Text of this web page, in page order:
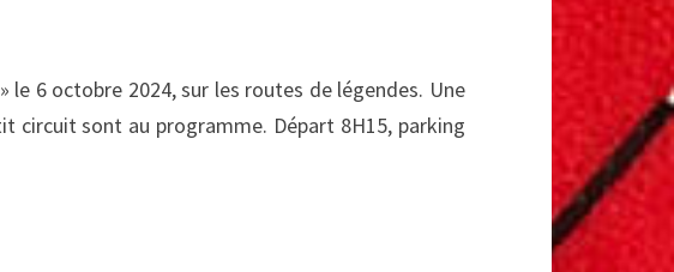
6 octobre 2024, sur les routes de légendes. Une
circuit sont au programme. Départ 8H15, parking